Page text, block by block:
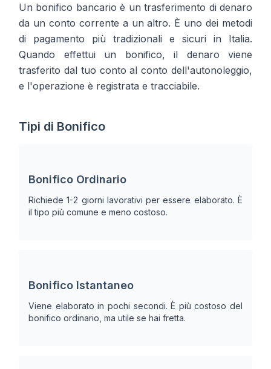
Un bonifico bancario è un trasferimento di denaro
da un conto corrente a un altro. È uno dei metodi
di pagamento più tradizionali e sicuri in Italia.
Quando effettui un bonifico, il denaro viene
trasferito dal tuo conto al conto dell'autonoleggio,
e l'operazione è registrata e tracciabile.
Tipi di Bonifico
Bonifico Ordinario
Richiede 1-2 giorni lavorativi per essere elaborato. È
il tipo più comune e meno costoso.
Bonifico Istantaneo
Viene elaborato in pochi secondi. È più costoso del
bonifico ordinario, ma utile se hai fretta.